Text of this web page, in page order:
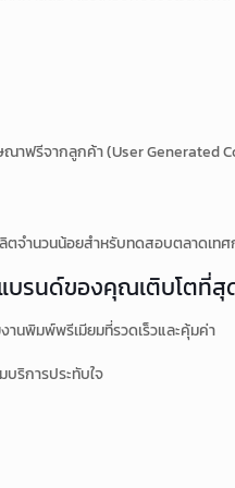
าฟรีจากลูกค้า (User Generated
จำนวนน้อยสำหรับทดสอบตลาดเท
บรนด์ของคุณเติบโตที่สุ
านพิมพ์พรีเมียมที่รวดเร็วและคุ้มค่า
ริการประทับใจ